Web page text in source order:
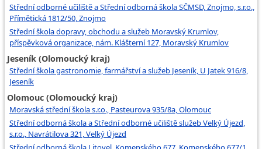
Střední odborné učiliště a Střední odborná škola SČMSD, Znojmo, s.r.o.,
Přímětická 1812/50, Znojmo
Střední škola dopravy, obchodu a služeb Moravský Krumlov,
příspěvková organizace, nám. Klášterní 127, Moravský Krumlov
Jeseník (Olomoucký kraj)
Střední škola gastronomie, farmářství a služeb Jeseník, U Jatek 916/8,
Jeseník
Olomouc (Olomoucký kraj)
Moravská střední škola s.r.o., Pasteurova 935/8a, Olomouc
Střední odborná škola a Střední odborné učiliště služeb Velký Újezd,
s.r.o., Navrátilova 321, Velký Újezd